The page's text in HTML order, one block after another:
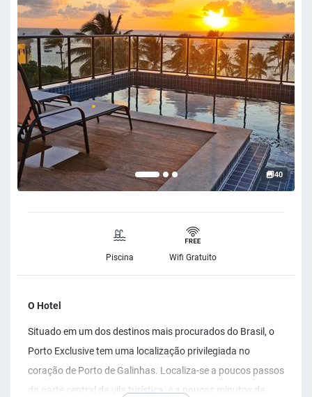
40
Piscina Wifi Gratuito
O Hotel
Situado em um dos destinos mais procurados do Brasil, o
Porto Exclusive tem uma localização privilegiada no
coração de Porto de Galinhas. Localiza-se a poucos passos
da parte central da vila turística, e a poucos minutos da